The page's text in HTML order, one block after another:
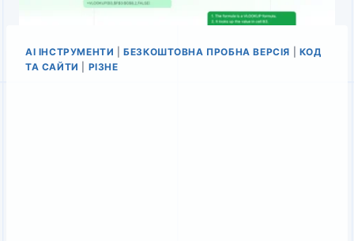
AI ІНСТРУМЕНТИ |БЕЗКОШТОВНА ПРОБНА ВЕРСІЯ
КОД
ТА САЙТИ
РІЗНЕ